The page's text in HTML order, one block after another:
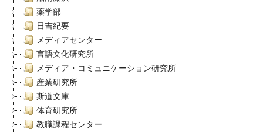
薬学部
日吉紀要
メディアセンター
言語文化研究所
メディア・コミュニケーション研究所
産業研究所
斯道文庫
体育研究所
教職課程センター